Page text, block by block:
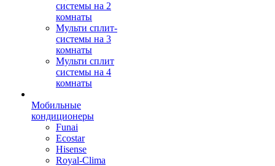
системы на 2
комнаты
Мульти сплит-
системы на 3
комнаты
Мульти сплит
системы на 4
комнаты
Мобильные
кондиционеры
Funai
Ecostar
Hisense
Royal-Clima